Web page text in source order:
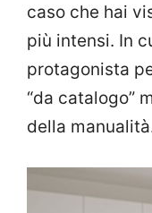
caso che hai
più intensi. In
protagonista
“da catalogo”
della